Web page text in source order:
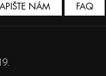
NÁM FAQ